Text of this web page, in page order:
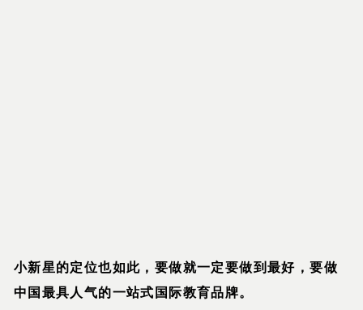
小新星的定位也如此，要做就一定要做到最好，要做
中国最具人气的一站式国际教育品牌。